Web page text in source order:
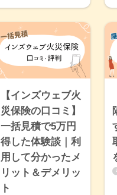
【インズウェブ火
災保険の口コミ】
一括見積で5万円
得した体験談｜利
用して分かったメ
リット＆デメリッ
ト